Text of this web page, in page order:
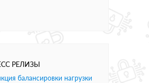
РЕЛИЗЫ
балансировки нагрузки